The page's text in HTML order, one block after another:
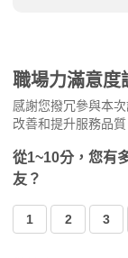
職場力滿意度
感謝您撥冗參與本
改善和提升服務品質
從1~10分，您有
友？
1 2 3